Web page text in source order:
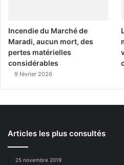
Incendie du Marché de
Maradi, aucun mort, des
pertes matérielles
considérables
9 février 2026
Articles les plus consultés
25 novembre 2019